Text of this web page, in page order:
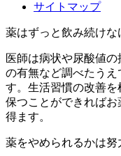
サイトマップ
薬はずっと飲み続けな
医師は病状や尿酸値
の有無など調べたうえ
す。生活習慣の改善
保つことができればお
得ます。
薬をやめられるかは努